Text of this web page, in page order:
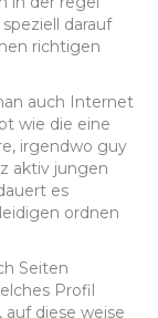
darauf
richtigen
auch Internet
wie die eine
irgendwo guy
aktiv jungen
es
ordnen
Seiten
Profil
diese weise